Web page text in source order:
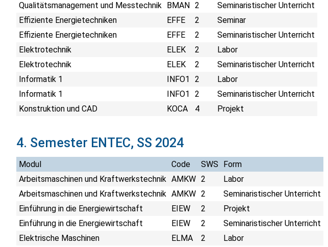
Qualitätsmanagement und Messtechnik BMAN 2
Seminaristischer Unterricht
Effiziente Energietechniken
EFFE 2
Seminar
Effiziente Energietechniken
EFFE 2
Seminaristischer Unterricht
Elektrotechnik
ELEK 2
Labor
Elektrotechnik
ELEK 2
Seminaristischer Unterricht
Informatik 1
INFO1 2
Labor
Informatik 1
INFO1 2
Seminaristischer Unterricht
Konstruktion und CAD
KOCA 4 Projekt
4. Semester ENTEC, SS 2024
Modul Code SWS
Form
Arbeitsmaschinen und Kraftwerkstechnik AMKW 2
Labor
Arbeitsmaschinen und Kraftwerkstechnik AMKW 2
Seminaristischer Unterricht
Einführung in die Energiewirtschaft
EIEW 2
Projekt
Einführung in die Energiewirtschaft
EIEW 2
Seminaristischer Unterricht
Elektrische Maschinen
ELMA 2
Labor